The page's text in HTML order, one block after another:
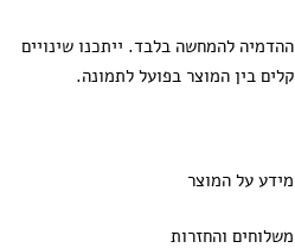
ההדמיה להמחשה בלבד. ייתכנו שינויים
קלים בין המוצר בפועל לתמונה.
מידע על המוצר
משלוחים והחזרות